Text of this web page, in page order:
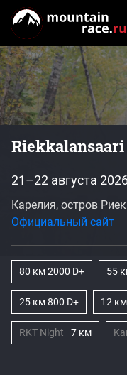
21–22 августа
Карелия, остров
Официальный сайт
80 км 2000 D+ 55
25 км 800 D+ 12
RKT Night 7 км